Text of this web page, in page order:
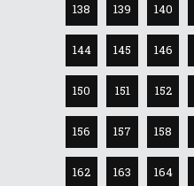
138 139 140
144 145 146
150 151 152
156 157 158
162 163 164